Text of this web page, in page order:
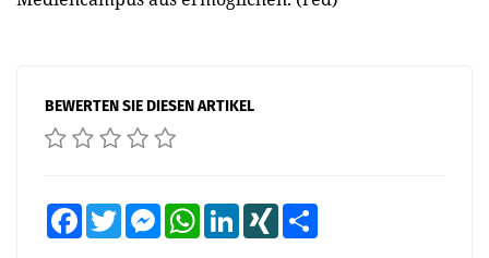
BEWERTEN SIE DIESEN ARTIKEL
FacebookTwitter MessengerWhatsAppLinkedInXING